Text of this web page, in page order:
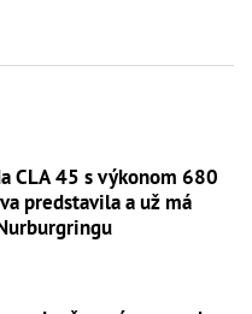
CLA 45 s výkonom 680
predstavila a už má